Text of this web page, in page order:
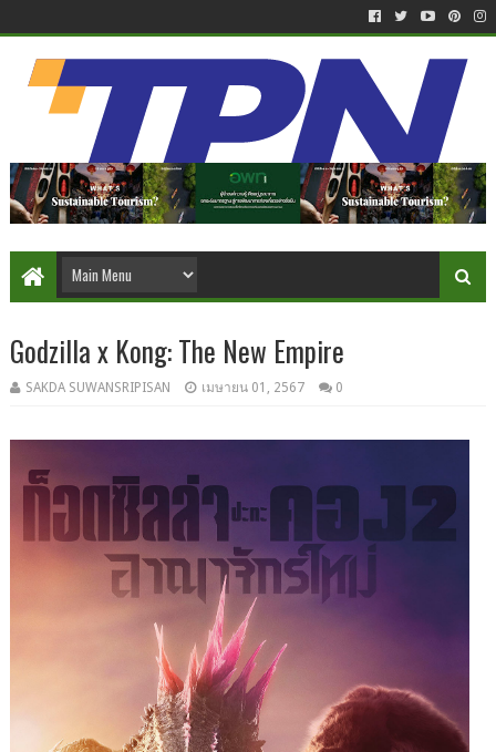
Godzilla x Kong: The New Empire
SAKDA SUWANSRIPISAN เมษายน 01, 2567 0